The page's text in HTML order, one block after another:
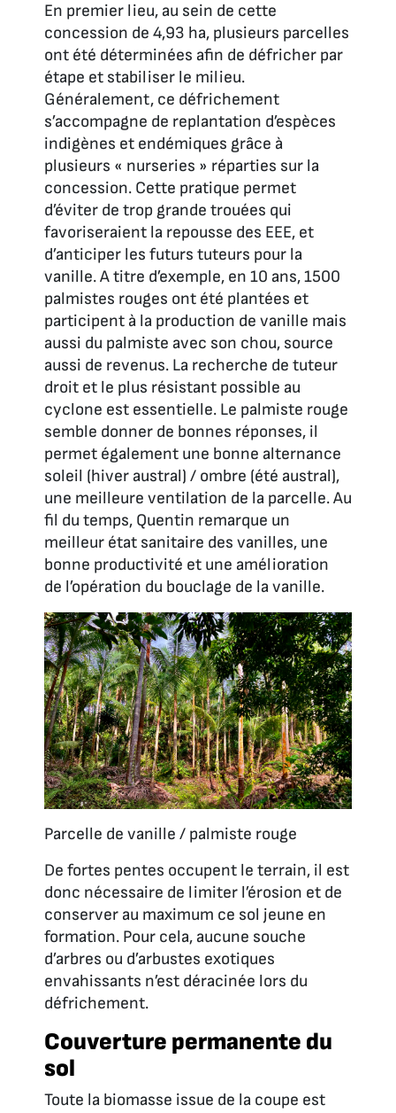
En premier lieu, au sein de cette
concession de 4,93 ha, plusieurs parcelles
ont été déterminées afin de défricher par
étape et stabiliser le milieu.
Généralement, ce défrichement
s’accompagne de replantation d’espèces
indigènes et endémiques grâce à
plusieurs « nurseries » réparties sur la
concession. Cette pratique permet
d’éviter de trop grande trouées qui
favoriseraient la repousse des EEE, et
d’anticiper les futurs tuteurs pour la
vanille. A titre d’exemple, en 10 ans, 1500
palmistes rouges ont été plantées et
participent à la production de vanille mais
aussi du palmiste avec son chou, source
aussi de revenus. La recherche de tuteur
droit et le plus résistant possible au
cyclone est essentielle. Le palmiste rouge
semble donner de bonnes réponses, il
permet également une bonne alternance
soleil (hiver austral) / ombre (été austral),
une meilleure ventilation de la parcelle. Au
fil du temps, Quentin remarque un
meilleur état sanitaire des vanilles, une
bonne productivité et une amélioration
de l’opération du bouclage de la vanille.
Parcelle de vanille / palmiste rouge
De fortes pentes occupent le terrain, il est
donc nécessaire de limiter l’érosion et de
conserver au maximum ce sol jeune en
formation. Pour cela, aucune souche
d’arbres ou d’arbustes exotiques
envahissants n’est déracinée lors du
défrichement.
Couverture permanente du
sol
Toute la biomasse issue de la coupe est